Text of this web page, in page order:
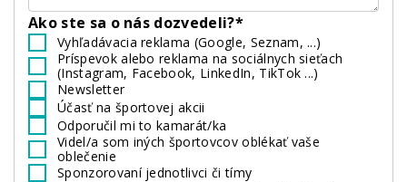
Ako ste sa o nás dozvedeli?*
Vyhľadávacia reklama (Google, Seznam, ...)
Príspevok alebo reklama na sociálnych sieťach
(Instagram, Facebook, LinkedIn, TikTok ...)
Newsletter
Účasť na športovej akcii
Odporučil mi to kamarát/ka
Videl/a som iných športovcov oblékať vaše
oblečenie
Sponzorovaní jednotlivci či tímy